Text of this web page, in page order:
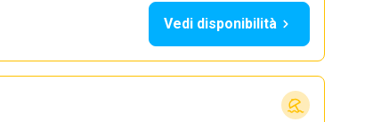
Vedi disponibilità